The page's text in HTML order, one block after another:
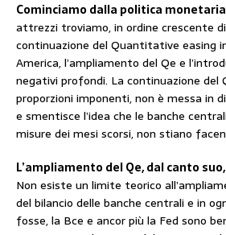
Cominciamo dalla politica
attrezzi troviamo, in ordine crescente
continuazione del Quantitative easing
America, l’ampliamento del Qe e
negativi profondi. La continuazione del
proporzioni imponenti, non è messa in
e smentisce l’idea che le banche
misure dei mesi scorsi, non stiano
L’ampliamento del Qe, dal canto
Non esiste un limite teorico
del bilancio delle banche centrali e in
fosse, la Bce e ancor più la Fed sono